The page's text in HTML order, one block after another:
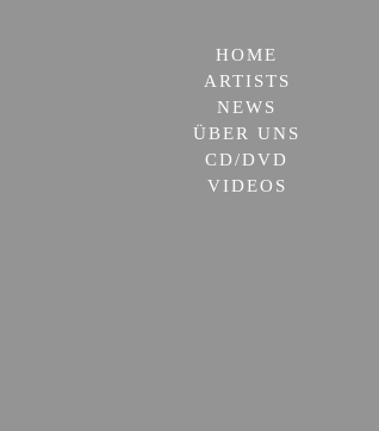
HOME
ARTISTS
NEWS
ÜBER UNS
CD/DVD
VIDEOS